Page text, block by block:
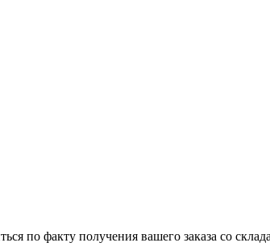
по факту получения вашего заказа со